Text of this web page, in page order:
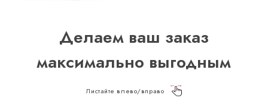
Делаем ваш заказ
максимально выгодным
Листайте влево/вправо